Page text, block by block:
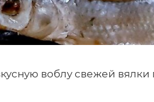
воблу свежей